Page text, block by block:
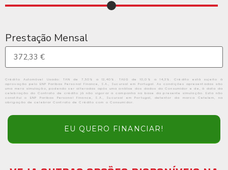
Prestação Mensal
Crédito Automóvel Usado: TAN de 7,50% a 12,40%. TAEG de 10,0% a 14,3%. Crédito está sujeito à
aprovação pelo BNP Paribas Personal Finance, S.A., Sucursal em Portugal. As condições apresentadas são
uma mera simulação, podendo ser alteradas após uma análise dos dados do Consumidor e de, à data da
celebração do Contrato de crédito já não vigorar a campanha na base da presente simulação. Esta não
constitui o BNP Paribas Personal Finance, S.A., Sucursal em Portugal, detentor da marca Cetelem, na
obrigação de celebrar Contrato de Crédito com o Consumidor.
EU QUERO FINANCIAR!